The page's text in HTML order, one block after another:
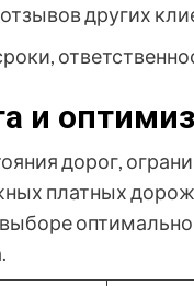
других
и
дорог,
платных